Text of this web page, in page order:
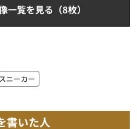
一覧を見る（8枚）
スニーカー
書いた人